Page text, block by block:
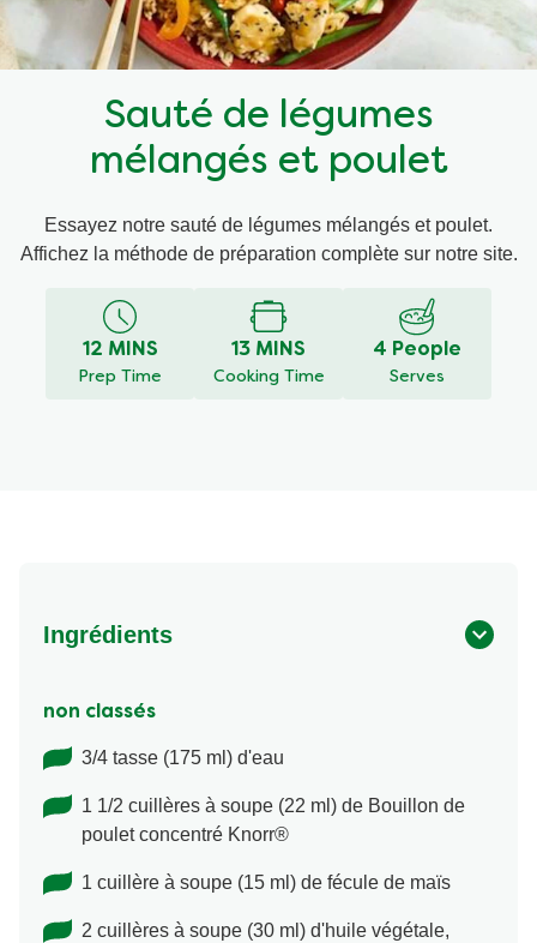
Recettes par Type de Plat
Sauté de légumes
mélangés et poulet
Essayez notre sauté de légumes mélangés et poulet.
Affichez la méthode de préparation complète sur notre site.
12 MINS
Prep Time
13 MINS
Cooking Time
4 People
Serves
Ingrédients
non classés
3/4 tasse (175 ml) d'eau
1 1/2 cuillères à soupe (22 ml) de Bouillon de
poulet concentré Knorr®
1 cuillère à soupe (15 ml) de fécule de maïs
2 cuillères à soupe (30 ml) d'huile végétale,